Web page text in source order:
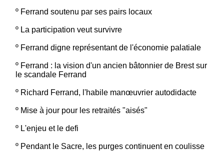
º Ferrand soutenu par ses pairs locaux
º La participation veut survivre
º Ferrand digne représentant de l'économie palatiale
º Ferrand : la vision d'un ancien bâtonnier de Brest sur
le scandale Ferrand
º Richard Ferrand, l'habile manœuvrier autodidacte
º Mise à jour pour les retraités "aisés"
º L'enjeu et le defi
º Pendant le Sacre, les purges continuent en coulisse